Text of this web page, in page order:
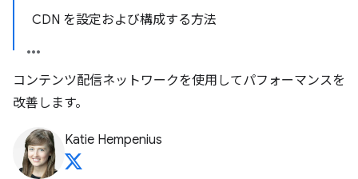
CDN を設定および構成する方法
コンテンツ配信ネットワークを使用してパフォーマンスを
改善します。
Katie Hempenius